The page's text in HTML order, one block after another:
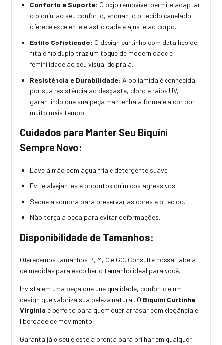
Conforto e Suporte: O bojo removível permite adaptar
o biquíni ao seu conforto, enquanto o tecido canelado
oferece excelente elasticidade e ajuste ao corpo.
Estilo Sofisticado: O design curtinho com detalhes de
fita e fio duplo traz um toque de modernidade e
feminilidade ao seu visual de praia.
Resistência e Durabilidade: A poliamida é conhecida
por sua resistência ao desgaste, cloro e raios UV,
garantindo que sua peça mantenha a forma e a cor por
muito mais tempo.
Cuidados para Manter Seu Biquíni
Sempre Novo:
Lave à mão com água fria e detergente suave.
Evite alvejantes e produtos químicos agressivos.
Seque à sombra para preservar as cores e o tecido.
Não torça a peça para evitar deformações.
Disponibilidade de Tamanhos:
Oferecemos tamanhos P, M, G e GG. Consulte nossa tabela
de medidas para escolher o tamanho ideal para você.
Invista em uma peça que une qualidade, conforto e um
design que valoriza sua beleza natural. O Biquini Curtinha
Virginia é perfeito para quem quer arrasar com elegância e
liberdade de movimento.
Garanta já o seu e esteja pronta para brilhar em qualquer